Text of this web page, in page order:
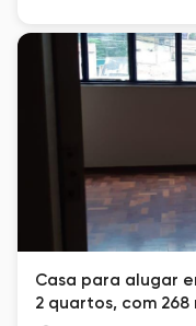
Casa para alugar
2 quartos, com 268